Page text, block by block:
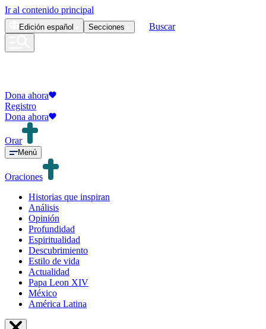
Ir al contenido principal
Edición español Secciones Buscar
Dona ahora
Registro
Dona ahora
Orar
Menú
Oraciones
Historias que inspiran
Análisis
Opinión
Profundidad
Espiritualidad
Descubrimiento
Estilo de vida
Actualidad
Papa Leon XIV
México
América Latina